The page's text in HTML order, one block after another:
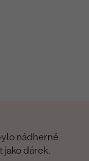
nádherně
jako dárek.